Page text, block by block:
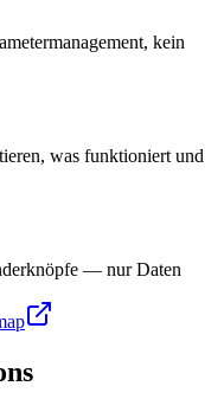
kein
was funktioniert und
— nur Daten